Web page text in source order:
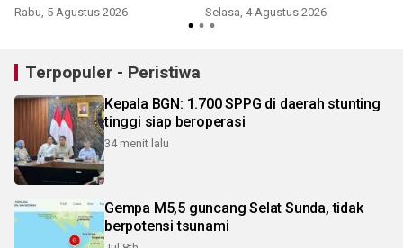
Rabu, 5 Agustus 2026 Selasa, 4 Agustus 2026
Terpopuler - Peristiwa
Kepala BGN: 1.700 SPPG di daerah stunting
tinggi siap beroperasi
34 menit lalu
Gempa M5,5 guncang Selat Sunda, tidak
berpotensi tsunami